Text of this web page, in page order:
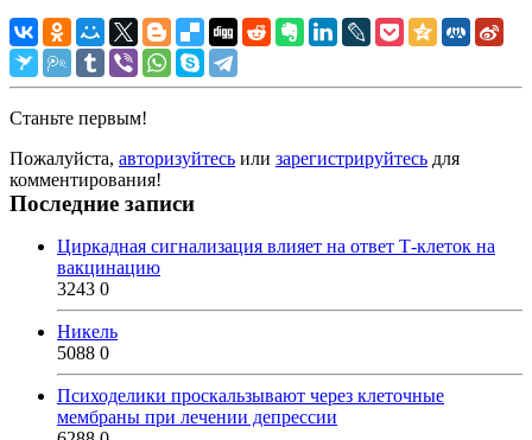
Станьте первым!
Пожалуйста, авторизуйтесь или зарегистрируйтесь для
комментирования!
Последние записи
Циркадная сигнализация влияет на ответ Т-клеток на
вакцинацию
3243 0
Никель
5088 0
Психоделики проскальзывают через клеточные
мембраны при лечении депрессии